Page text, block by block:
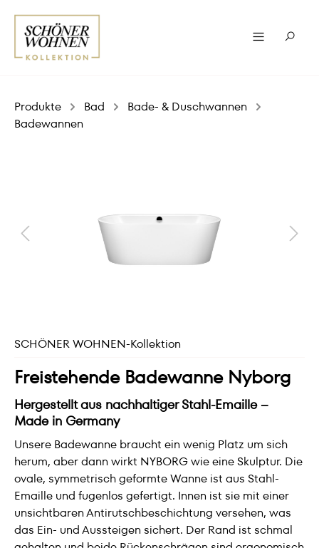
Produkte Bad
Bade- & Duschwannen
Badewannen
SCHÖNER WOHNEN-Kollektion
Freistehende Badewanne Nyborg
Hergestellt aus nachhaltiger Stahl-Emaille –
Made in Germany
Unsere Badewanne braucht ein wenig Platz um sich
herum, aber dann wirkt NYBORG wie eine Skulptur. Die
ovale, symmetrisch geformte Wanne ist aus Stahl-
Emaille und fugenlos gefertigt. Innen ist sie mit einer
unsichtbaren Antirutschbeschichtung versehen, was
das Ein- und Aussteigen sichert. Der Rand ist schmal